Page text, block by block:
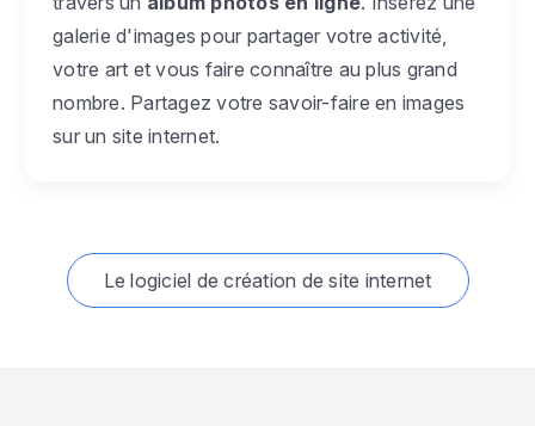
galerie d'images pour partager votre activité,
votre art et vous faire connaître au plus grand
nombre. Partagez votre savoir-faire en images
sur un site internet.
Le logiciel de création de site internet